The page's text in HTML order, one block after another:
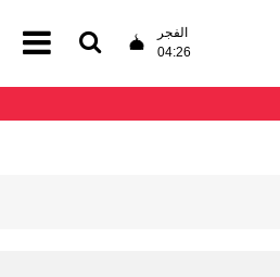
الفجر
04:26